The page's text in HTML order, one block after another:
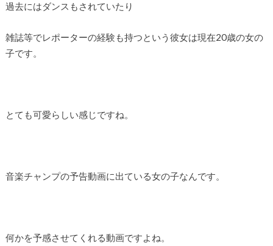
過去にはダンスもされていたり
雑誌等でレポーターの経験も持つという彼女は現在20歳の女の
子です。
とても可愛らしい感じですね。
音楽チャンプの予告動画に出ている女の子なんです。
何かを予感させてくれる動画ですよね。